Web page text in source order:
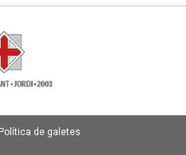
Política de galetes